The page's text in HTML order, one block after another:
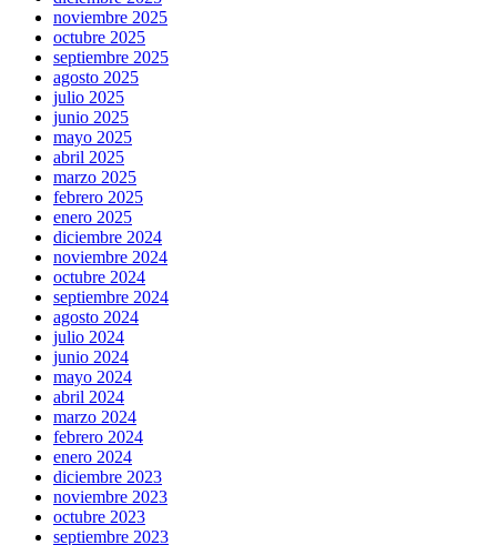
noviembre 2025
octubre 2025
septiembre 2025
agosto 2025
julio 2025
junio 2025
mayo 2025
abril 2025
marzo 2025
febrero 2025
enero 2025
diciembre 2024
noviembre 2024
octubre 2024
septiembre 2024
agosto 2024
julio 2024
junio 2024
mayo 2024
abril 2024
marzo 2024
febrero 2024
enero 2024
diciembre 2023
noviembre 2023
octubre 2023
septiembre 2023